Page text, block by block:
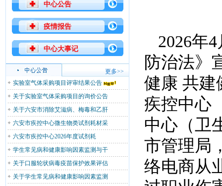
中心公告
疫情报告
中心大事记
更多>>
实验室气体采购项目评审结果公告
关于实验室气体采购项目的询价公告
关于六安市消除艾滋病、梅毒和乙肝
六安市疾控中心微生物类试剂耗材采
六安市疾控中心2026年度试剂耗
学生常见病和健康影响因素监测与干
关于口服轮状病毒疫苗保护效果评估
关于学生常见病和健康影响因素监测
2026年
防治法》
健康 共建
疾控中心
中心（卫
市管理局
络电商从